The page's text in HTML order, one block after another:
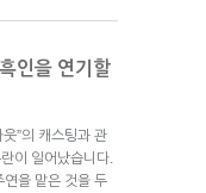
인을 연기할
”의 캐스팅과 관
이 일어났습니다.
연을 맡은 것을 두